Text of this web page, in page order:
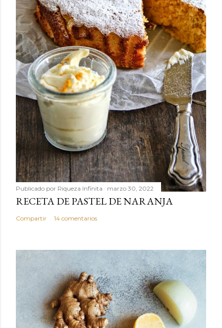
Publicado por Riqueza Infinita marzo 30, 2022
RECETA DE PASTEL DE NARANJA
Compartir 14 comentarios